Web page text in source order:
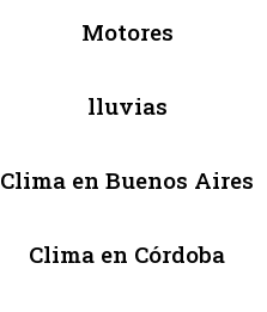
Motores
lluvias
Clima en Buenos Aires
Clima en Córdoba